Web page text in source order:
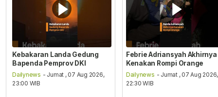
Kebakaran Landa Gedung
Bapenda Pemprov DKI
Dailynews - Jumat , 07 Aug 2026,
23:00 WIB
Febrie Adriansyah Akhirnya
Kenakan Rompi Orange
Dailynews - Jumat , 07 Aug 2026,
22:30 WIB